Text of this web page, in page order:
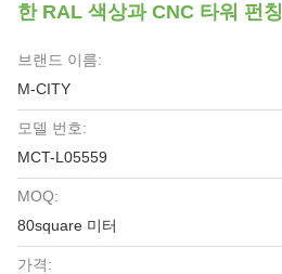
한 RAL 색상과 CNC 타워 펀칭
브랜드 이름:
M-CITY
모델 번호:
MCT-L05559
MOQ:
80square 미터
가격: